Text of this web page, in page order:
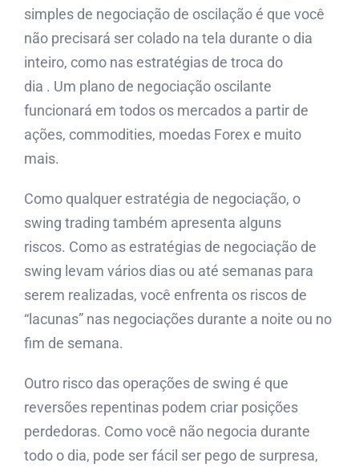
simples de negociação de oscilação é que você
não precisará ser colado na tela durante o dia
inteiro, como nas estratégias de troca do
dia . Um plano de negociação oscilante
funcionará em todos os mercados a partir de
ações, commodities, moedas Forex e muito
mais.
Como qualquer estratégia de negociação, o
swing trading também apresenta alguns
riscos. Como as estratégias de negociação de
swing levam vários dias ou até semanas para
serem realizadas, você enfrenta os riscos de
“lacunas” nas negociações durante a noite ou no
fim de semana.
Outro risco das operações de swing é que
reversões repentinas podem criar posições
perdedoras. Como você não negocia durante
todo o dia, pode ser fácil ser pego de surpresa,